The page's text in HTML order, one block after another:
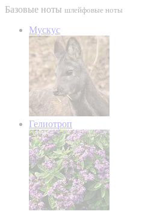
Базовые ноты шлейфовые ноты
Мускус
Гелиотроп